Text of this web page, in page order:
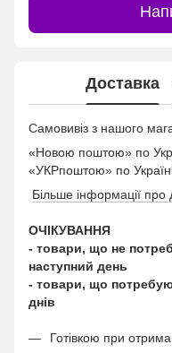
Доставка
Самовивіз з нашого
«Новою поштою» по
«УКРпоштою» по
Більше інформації про
ОЧІКУВАННЯ
- товари, що не
наступний день
- товари, що
днів
Готівкою при